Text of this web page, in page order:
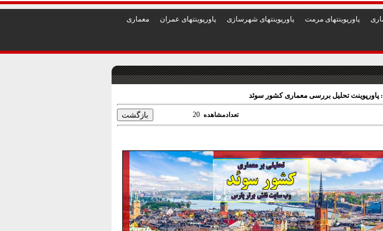
پاورپوينتهای مرمت پاورپوينتهای شهرسازی پاورپوينتهای عمران معماری
پاورپوینت تحلیل بررسی معماری کشور سوئد
تعدادمشاهده 20